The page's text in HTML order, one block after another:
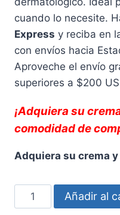
cuando lo necesite.
Express y reciba en
con envíos hacia
Aproveche el envío
superiores a $200
¡Adquiera su
comodidad de
Adquiera su crema
Gentamicina
+
Añadir al